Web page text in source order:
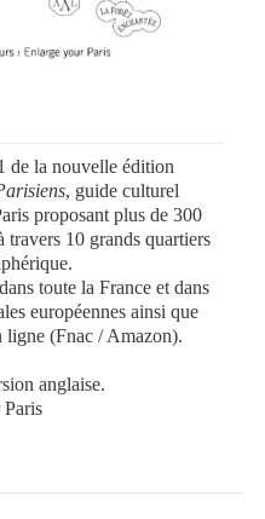
de la nouvelle édition
, guide culturel
proposant plus de 300
travers 10 grands quartiers
toute la France et dans
européennes ainsi que
ligne (Fnac / Amazon).
anglaise.